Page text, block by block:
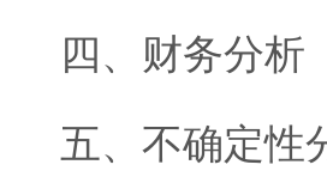
四、财务分析
五、不确定性